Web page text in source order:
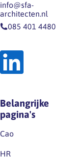
info@sfa-
architecten.nl
085 401 4480
Belangrijke
pagina's
Cao
HR